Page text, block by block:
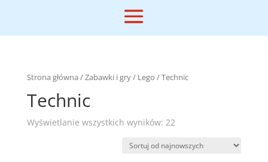
Strona główna /Zabawki i gry/ Lego / Technic
Technic
Wyświetlanie wszystkich wyników: 22Posortowane
najnowszych